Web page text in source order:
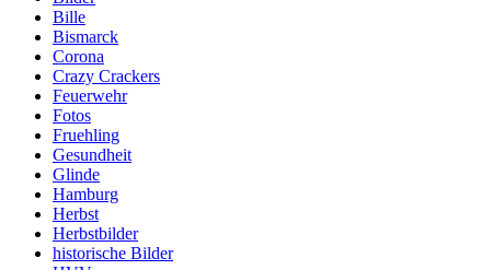
Bille
Bismarck
Corona
Crazy Crackers
Feuerwehr
Fotos
Fruehling
Gesundheit
Glinde
Hamburg
Herbst
Herbstbilder
historische Bilder